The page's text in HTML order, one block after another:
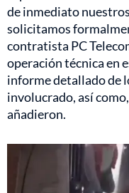
de inmediato
solicitamos
contratista PC
operación técnica en
informe detallado de
involucrado, así
añadieron.